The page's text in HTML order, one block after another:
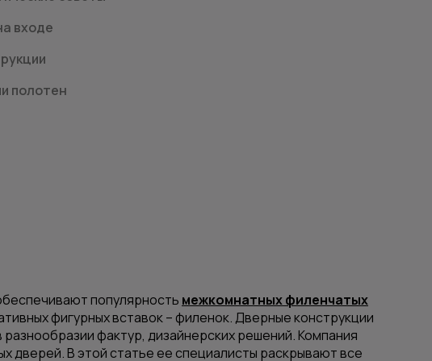
входе
полотен
популярность межкомнатных филенчатых
фигурных вставок – филенок. Дверные конструкции
фактур, дизайнерских решений.Компания
дверей. В этой статье ее специалисты раскрывают все